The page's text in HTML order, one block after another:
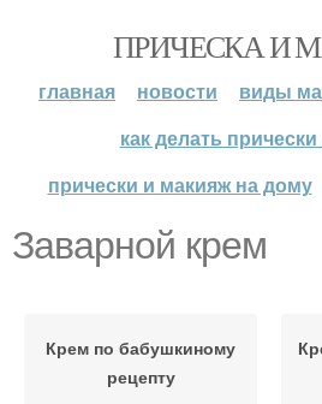
ПРИЧЕСКА И
главная новости
виды
как делать
прически и макияж на дому
Заварной крем
Крем по бабушкиному
рецепту